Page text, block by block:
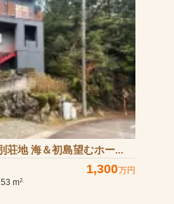
荘地 海＆初島望むホー...
1,300万円
m2